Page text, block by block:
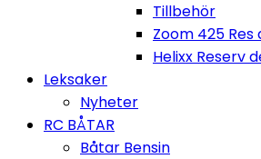
Tillbehör
Zoom 425 Res
Helixx Reserv
Leksaker
Nyheter
RC BÅTAR
Båtar Bensin